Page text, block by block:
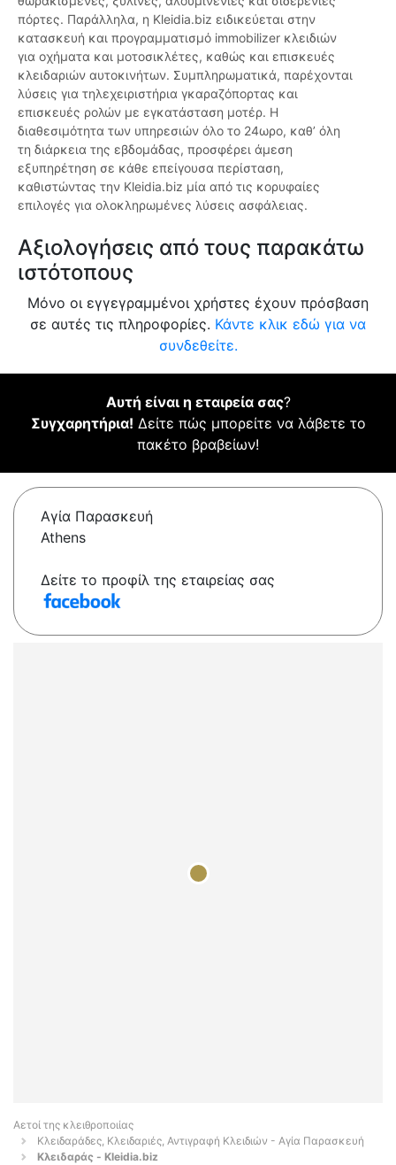
πόρτες. Παράλληλα, η Kleidia.biz ειδικεύεται στην
κατασκευή και προγραμματισμό immobilizer κλειδιών
για οχήματα και μοτοσικλέτες, καθώς και επισκευές
κλειδαριών αυτοκινήτων. Συμπληρωματικά, παρέχονται
λύσεις για τηλεχειριστήρια γκαραζόπορτας και
επισκευές ρολών με εγκατάσταση μοτέρ. Η
διαθεσιμότητα των υπηρεσιών όλο το 24ωρο, καθ’ όλη
τη διάρκεια της εβδομάδας, προσφέρει άμεση
εξυπηρέτηση σε κάθε επείγουσα περίσταση,
καθιστώντας την Kleidia.biz μία από τις κορυφαίες
επιλογές για ολοκληρωμένες λύσεις ασφάλειας.
Αξιολογήσεις από τους παρακάτω
ιστότοπους
Μόνο οι εγγεγραμμένοι χρήστες έχουν πρόσβαση
σε αυτές τις πληροφορίες. Κάντε κλικ εδώ για να
συνδεθείτε.
Αυτή είναι η εταιρεία σας?
Συγχαρητήρια! Δείτε πώς μπορείτε να λάβετε το
πακέτο βραβείων!
Αγία Παρασκευή
Athens
Δείτε το προφίλ της εταιρείας σας
Αετοί της κλειθροποιίας
Κλειδαράδες, Κλειδαριές, Αντιγραφή Κλειδιών - Αγία Παρασκευή
Κλειδαράς - Kleidia.biz